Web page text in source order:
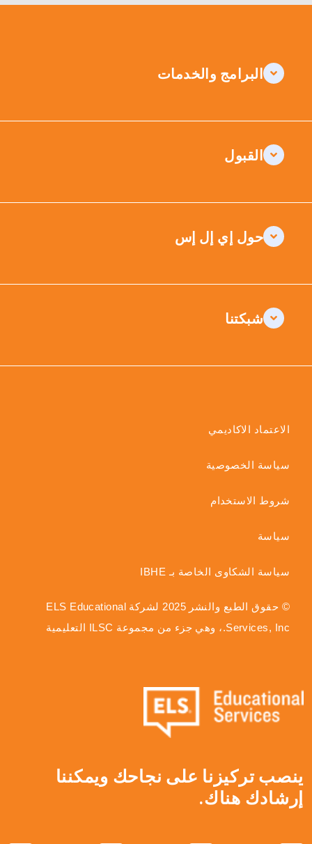
ينصب تركيزنا على نجاحك ويمكننا
إرشادك هناك.
البرامج والخدمات
القبول
حول إي إل إس
شبكتنا
الاعتماد الاكاديمي
سياسة الخصوصية
شروط الاستخدام
سياسة
سياسة الشكاوى الخاصة بـ IBHE
© حقوق الطبع والنشر 2025 لشركة ELS Educational
Services, Inc.، وهي جزء من مجموعة ILSC التعليمية